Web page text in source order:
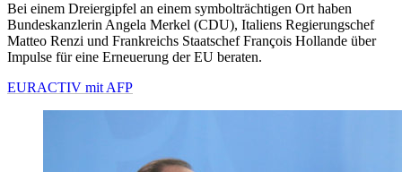
Bei einem Dreiergipfel an einem symbolträchtigen Ort haben
Bundeskanzlerin Angela Merkel (CDU), Italiens Regierungschef
Matteo Renzi und Frankreichs Staatschef François Hollande über
Impulse für eine Erneuerung der EU beraten.
EURACTIV mit AFP